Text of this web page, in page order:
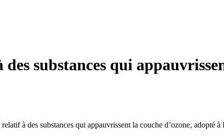
substances qui
à des substances qui appauvrissent la couche d’ozone, adopté à